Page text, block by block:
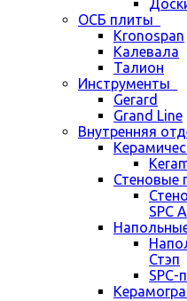
ОСБ плиты
Kronospan
Калевала
Талион
Инструменты
Gerard
Grand Line
Внутренняя
Стеновые
SPC
Стэп
SPC-